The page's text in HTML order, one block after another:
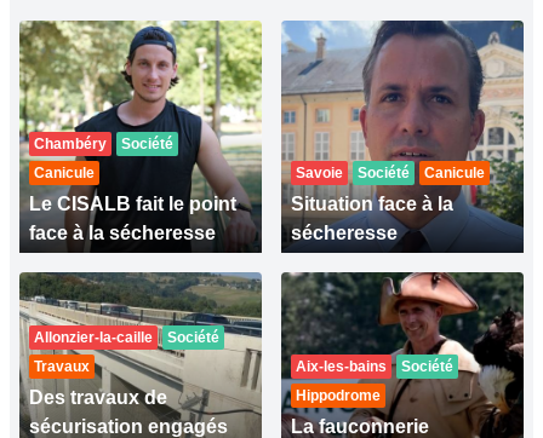
Chambéry
Société
Canicule
Le CISALB fait le point
face à la sécheresse
Savoie Société Canicule
Situation face à la
sécheresse
Allonzier-la-caille
Société
Travaux
Des travaux de
sécurisation engagés
Aix-les-bains
Société
Hippodrome
La fauconnerie